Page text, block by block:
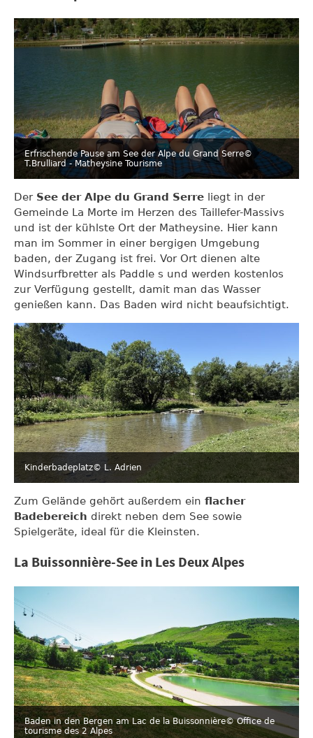
Erfrischende Pause am See der Alpe du Grand Serre©
T.Brulliard - Matheysine Tourisme
Der See der Alpe du Grand Serre liegt in der
Gemeinde La Morte im Herzen des Taillefer-Massivs
und ist der kühlste Ort der Matheysine. Hier kann
man im Sommer in einer bergigen Umgebung
baden, der Zugang ist frei. Vor Ort dienen alte
Windsurfbretter als Paddle s und werden kostenlos
zur Verfügung gestellt, damit man das Wasser
genießen kann. Das Baden wird nicht beaufsichtigt.
Kinderbadeplatz© L. Adrien
Zum Gelände gehört außerdem ein flacher
Badebereich direkt neben dem See sowie
Spielgeräte, ideal für die Kleinsten.
La Buissonnière-See in Les Deux Alpes
Baden in den Bergen am Lac de la Buissonnière© Office de
tourisme des 2 Alpes